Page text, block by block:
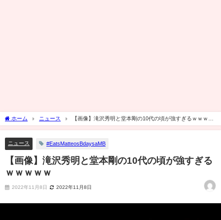
ホーム ニュース
【画像】滝沢秀明と堂本剛の10代の頃が強すぎるｗｗｗｗ
ｗ
ニュース #EatsMatteosBdaysaMB
【画像】滝沢秀明と堂本剛の10代の頃が強すぎる
ｗｗｗｗｗ
2022年11月8日 2022年11月8日